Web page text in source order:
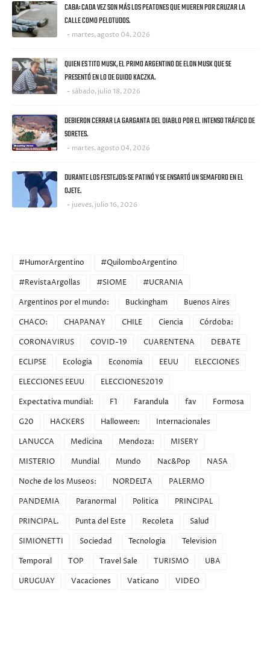
CABA: CADA VEZ SON MÁS LOS PEATONES QUE MUEREN POR CRUZAR LA
CALLE COMO PELOTUDOS.
martes, agosto 04, 2026
QUIEN ES TITO MUSK, EL PRIMO ARGENTINO DE ELON MUSK QUE SE
PRESENTÓ EN LO DE GUIDO KACZKA.
sábado, julio 18, 2026
DEBIERON CERRAR LA GARGANTA DEL DIABLO POR EL INTENSO TRÁFICO DE
SORETES.
martes, agosto 04, 2026
DURANTE LOS FESTEJOS: SE PATINÓ Y SE ENSARTÓ UN SEMAFORO EN EL
OJETE.
jueves, julio 16, 2026
#HumorArgentino
#QuilomboArgentino
#RevistaArgollas
#SIOME
#UCRANIA
Argentinos por el mundo:
Buckingham
Buenos Aires
CHACO:
CHAPANAY CHILE Ciencia
Córdoba:
CORONAVIRUS
COVID-19 CUARENTENA
DEBATE
ECLIPSE
Ecologia Economia EEUU
ELECCIONES
ELECCIONES EEUU
ELECCIONES2019
Expectativa mundial:
F1 Farandula fav
Formosa
G20
HACKERS Halloween:
Internacionales
LANUCCA
Medicina Mendoza:
MISERY
MISTERIO
Mundial Mundo Nac&Pop
NASA
Noche de los Museos:
NORDELTA
PALERMO
PANDEMIA
Paranormal Politica
PRINCIPAL
PRINCIPAL.
Punta del Este Recoleta
Salud
SIMIONETTI
Sociedad Tecnologia
Television
Temporal
TOP Travel Sale TURISMO
UBA
URUGUAY
Vacaciones Vaticano VIDEO